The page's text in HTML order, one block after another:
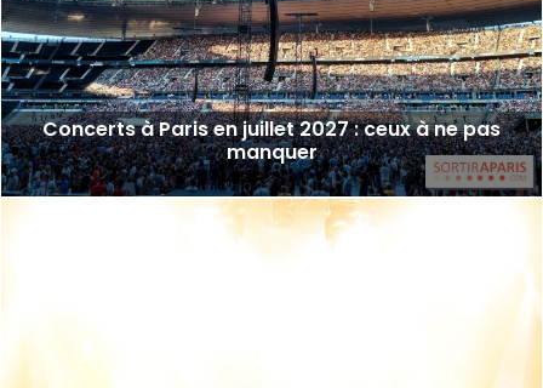
Concerts à Paris en juillet 2027 : ceux à ne pas
manquer